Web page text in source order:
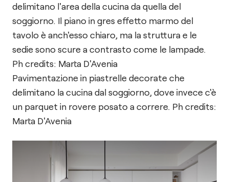
delimitano l'area della cucina da quella del
soggiorno. Il piano in gres effetto marmo del
tavolo è anch'esso chiaro, ma la struttura e le
sedie sono scure a contrasto come le lampade.
Ph credits: Marta D'Avenia
Pavimentazione in piastrelle decorate che
delimitano la cucina dal soggiorno, dove invece c'è
un parquet in rovere posato a correre. Ph credits:
Marta D'Avenia